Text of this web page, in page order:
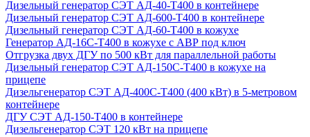
Дизельный генератор СЭТ АД-40-Т400 в контейнере
Дизельный генератор СЭТ АД-600-Т400 в контейнере
Дизельный генератор СЭТ АД-60-Т400 в кожухе
Генератор АД-16С-Т400 в кожухе с АВР под ключ
Отгрузка двух ДГУ по 500 кВт для параллельной работы
Дизельный генератор СЭТ АД-150С-Т400 в кожухе на
прицепе
Дизельгенератор СЭТ АД-400С-Т400 (400 кВт) в 5-метровом
контейнере
ДГУ СЭТ АД-150-Т400 в контейнере
Дизельгенератор СЭТ 120 кВт на прицепе